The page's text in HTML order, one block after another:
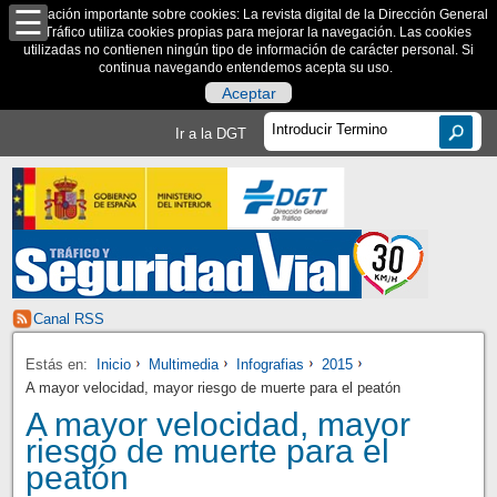
Información importante sobre cookies: La revista digital de la Dirección General
de Tráfico utiliza cookies propias para mejorar la navegación. Las cookies
utilizadas no contienen ningún tipo de información de carácter personal. Si
continua navegando entendemos acepta su uso.
Aceptar
Ir a la DGT
Canal RSS
Estás en: Inicio Multimedia Infografias
2015
A mayor velocidad, mayor riesgo de muerte para el peatón
A mayor velocidad, mayor
riesgo de muerte para el
peatón